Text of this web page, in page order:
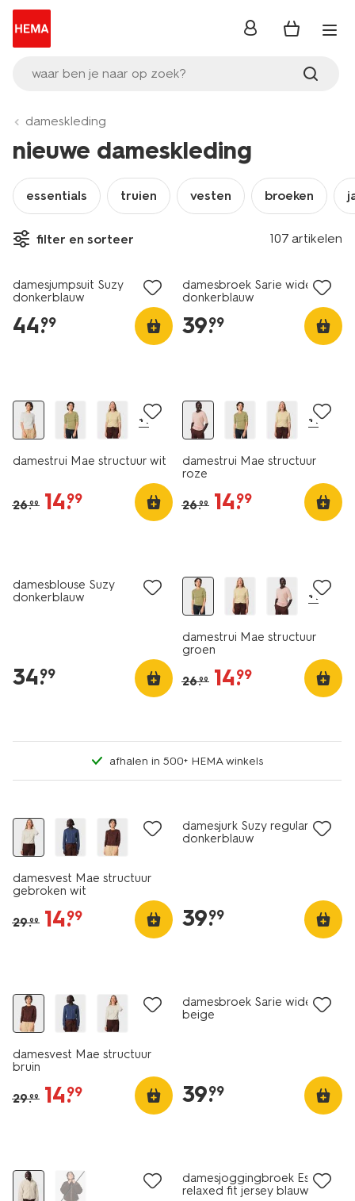
waar ben je naar op zoek?
inloggen
dameskleding
nieuwe dameskleding
essentials truien vesten broeken
filter en sorteer 107 artikelen
nieuw
damesjumpsuit Suzy
donkerblauw
44.
99
damesbroek Sarie wide fit
donkerblauw
39.
99
+1
damestrui Mae structuur wit
26.99 14.
99
+1
damestrui Mae structuur
roze
26.99 14.
99
damesblouse Suzy
donkerblauw
34.
99
+1
damestrui Mae structuur
groen
26.99 14.
99
afhalen in 500+ HEMA winkels
damesvest Mae structuur
gebroken wit
29.99 14.
99
damesjurk Suzy regular fit
donkerblauw
39.
99
damesvest Mae structuur
bruin
29.99 14.
99
damesbroek Sarie wide fit
beige
39.
99
damesjoggingbroek Esmee
relaxed fit jersey blauw